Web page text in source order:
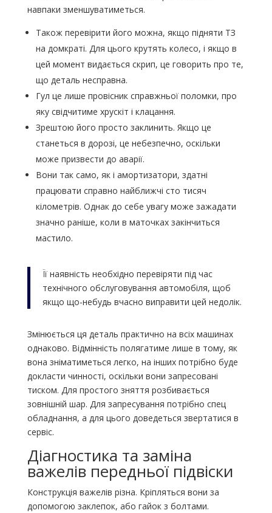
навпаки зменшуватиметься.
Також перевірити його можна, якщо підняти ТЗ
на домкраті. Для цього крутять колесо, і якщо в
цей момент видається скрип, це говорить про те,
що деталь несправна.
Гул це лише провісник справжньої поломки, про
яку свідчитиме хрускіт і клацання.
Зрештою його просто заклинить. Якщо це
станеться в дорозі, це небезпечно, оскільки
може призвести до аварії.
Вони так само, як і амортизатори, здатні
працювати справно найближчі сто тисяч
кілометрів. Однак до себе увагу може зажадати
значно раніше, коли в маточках закінчиться
мастило.
Її наявність необхідно перевіряти під час
технічного обслуговування автомобіля, щоб
якщо що-небудь вчасно виправити цей недолік.
Змінюється ця деталь практично на всіх машинах
однаково. Відмінність полягатиме лише в тому, як
вона зніматиметься легко, на інших потрібно буде
докласти чинності, оскільки вони запресовані
тиском. Для простого зняття розбивається
зовнішній шар. Для запресування потрібно спец
обладнання, а для цього доведеться звертатися в
сервіс.
Діагностика та заміна
важелів передньої підвіски
Конструкція важелів різна. Кріпляться вони за
допомогою заклепок, або гайок з болтами.